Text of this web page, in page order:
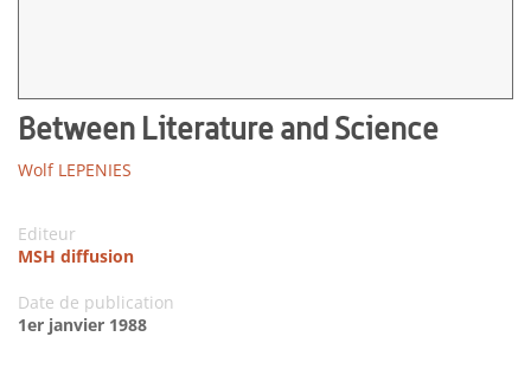
Between Literature and Science
Wolf LEPENIES
Editeur
MSH diffusion
Date de publication
1er janvier 1988